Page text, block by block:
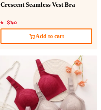
Crescent Seamless Vest Bra
৳ ৪৯০
Add to cart